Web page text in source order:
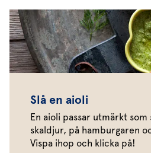
Slå en aioli
En aioli passar utmärkt som
skaldjur, på hamburgaren
Vispa ihop och klicka på!